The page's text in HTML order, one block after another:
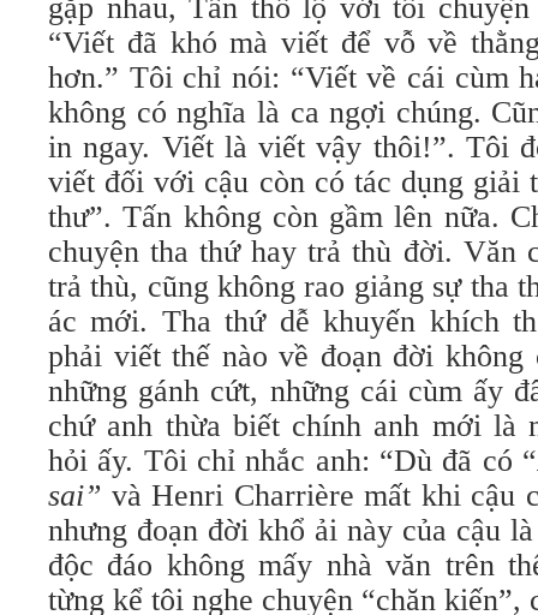
gặp nhau, Tấn thổ lộ với tôi
“Viết đã khó mà viết để vỗ về
hơn.” Tôi chỉ nói: “Viết về cái cùm
không có nghĩa là ca ngợi chúng.
in ngay. Viết là viết vậy thôi!”. Tôi
viết đối với cậu còn có tác dụng giải
thư”. Tấn không còn gầm lên nữa.
chuyện tha thứ hay trả thù đời. Văn
trả thù, cũng không rao giảng sự tha
ác mới. Tha thứ dễ khuyến khích
phải viết thế nào về đoạn đời
những gánh cứt, những cái cùm ấy
chứ anh thừa biết chính anh mới là
hỏi ấy. Tôi chỉ nhắc anh: “Dù đã có “
sai” và Henri Charrière mất khi cậu
nhưng đoạn đời khổ ải này của cậu
độc đáo không mấy nhà văn trên
từng kể tôi nghe chuyện “chăn kiến”,